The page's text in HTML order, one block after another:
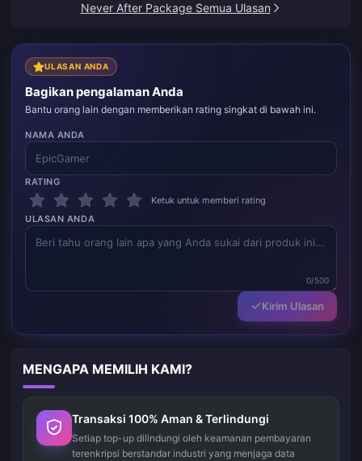
Never After Package Semua Ulasan
ULASAN ANDA
Bagikan pengalaman Anda
Bantu orang lain dengan memberikan rating singkat di bawah ini.
NAMA ANDA
RATING
Ketuk untuk memberi rating
ULASAN ANDA
0/500
Kirim Ulasan
MENGAPA MEMILIH KAMI?
Transaksi 100% Aman & Terlindungi
Setiap top-up dilindungi oleh keamanan pembayaran
terenkripsi berstandar industri yang menjaga data